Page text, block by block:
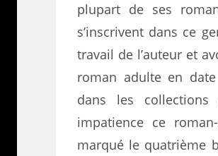
plupart de ses
s’inscrivent dans ce
travail de l’auteur et
roman adulte en
dans les collections
impatience ce
marqué le quatrième